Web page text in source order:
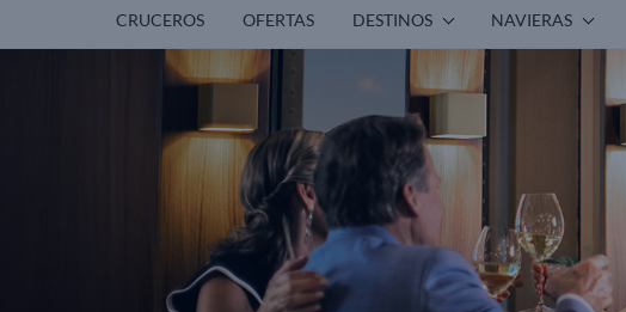
CRUCEROS OFERTAS DESTINOS NAVIERAS